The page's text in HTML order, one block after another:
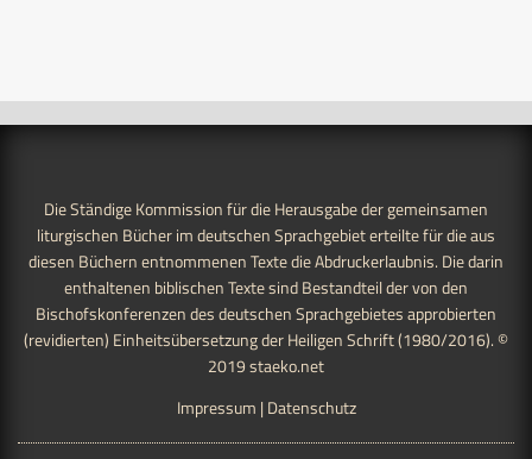
Die Ständige Kommission für die Herausgabe der gemeinsamen
liturgischen Bücher im deutschen Sprachgebiet erteilte für die aus
diesen Büchern entnommenen Texte die Abdruckerlaubnis. Die darin
enthaltenen biblischen Texte sind Bestandteil der von den
Bischofskonferenzen des deutschen Sprachgebietes approbierten
(revidierten) Einheitsübersetzung der Heiligen Schrift (1980/2016). ©
2019staeko.net
Impressum | Datenschutz